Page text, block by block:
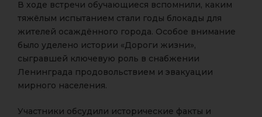
В ходе встречи обучающиеся вспомнили, каким
тяжёлым испытанием стали годы блокады для
жителей осаждённого города. Особое внимание
было уделено истории «Дороги жизни»,
сыгравшей ключевую роль в снабжении
Ленинграда продовольствием и эвакуации
мирного населения.
Участники обсудили исторические факты и